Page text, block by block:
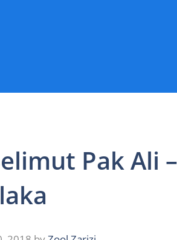
Pak Ali